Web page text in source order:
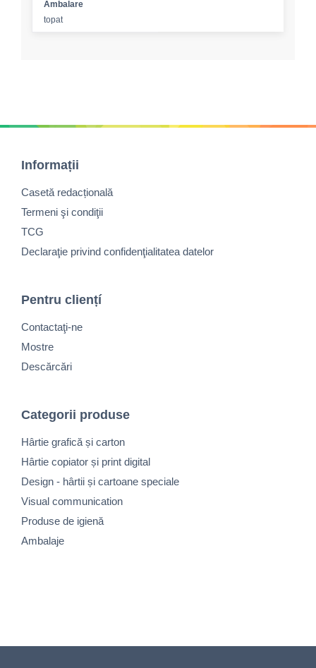
Ambalare
topat
Informații
Casetă redacțională
Termeni şi condiţii
TCG
Declaraţie privind confidenţialitatea datelor
Pentru cliențí
Contactaţi-ne
Mostre
Descărcări
Categorii produse
Hârtie grafică și carton
Hârtie copiator și print digital
Design - hârtii și cartoane speciale
Visual communication
Produse de igienă
Ambalaje